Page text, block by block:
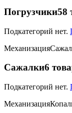
Погрузчики58
Подкатегорий нет.
Механизация
Сажалки6
Подкатегорий нет.
Механизация